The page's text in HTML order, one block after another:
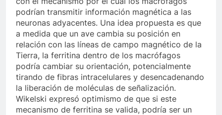
podrían transmitir información magnética a las
neuronas adyacentes. Una idea propuesta es que
a medida que un ave cambia su posición en
relación con las líneas de campo magnético de la
Tierra, la ferritina dentro de los macrófagos
podría cambiar su orientación, potencialmente
tirando de fibras intracelulares y desencadenando
la liberación de moléculas de señalización.
Wikelski expresó optimismo de que si este
mecanismo de ferritina se valida, podría ser un